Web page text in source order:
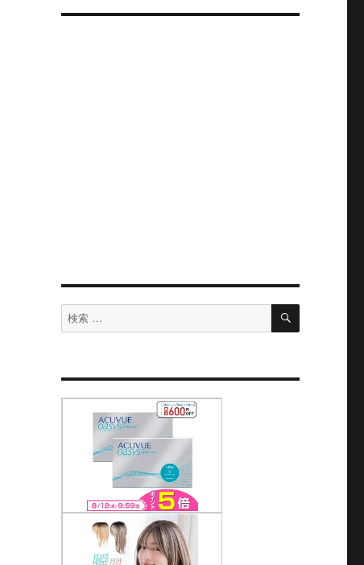
検
索
検